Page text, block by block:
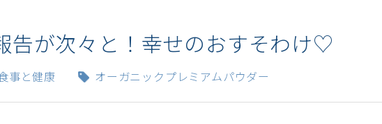
告が次々と！幸せのおすそわけ♡
事と健康 オーガニックプレミアムパウダー